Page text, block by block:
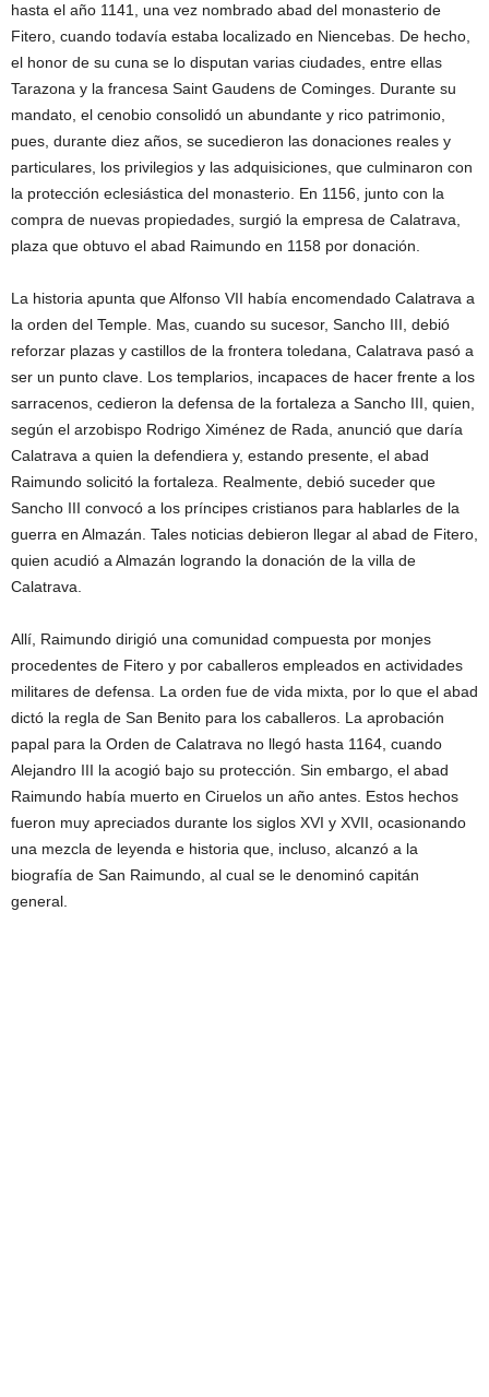
hasta el año 1141, una vez nombrado abad del monasterio de
Fitero, cuando todavía estaba localizado en Niencebas. De hecho,
el honor de su cuna se lo disputan varias ciudades, entre ellas
Tarazona y la francesa Saint Gaudens de Cominges. Durante su
mandato, el cenobio consolidó un abundante y rico patrimonio,
pues, durante diez años, se sucedieron las donaciones reales y
particulares, los privilegios y las adquisiciones, que culminaron con
la protección eclesiástica del monasterio. En 1156, junto con la
compra de nuevas propiedades, surgió la empresa de Calatrava,
plaza que obtuvo el abad Raimundo en 1158 por donación.
La historia apunta que Alfonso VII había encomendado Calatrava a
la orden del Temple. Mas, cuando su sucesor, Sancho III, debió
reforzar plazas y castillos de la frontera toledana, Calatrava pasó a
ser un punto clave. Los templarios, incapaces de hacer frente a los
sarracenos, cedieron la defensa de la fortaleza a Sancho III, quien,
según el arzobispo Rodrigo Ximénez de Rada, anunció que daría
Calatrava a quien la defendiera y, estando presente, el abad
Raimundo solicitó la fortaleza. Realmente, debió suceder que
Sancho III convocó a los príncipes cristianos para hablarles de la
guerra en Almazán. Tales noticias debieron llegar al abad de Fitero,
quien acudió a Almazán logrando la donación de la villa de
Calatrava.
Allí, Raimundo dirigió una comunidad compuesta por monjes
procedentes de Fitero y por caballeros empleados en actividades
militares de defensa. La orden fue de vida mixta, por lo que el abad
dictó la regla de San Benito para los caballeros. La aprobación
papal para la Orden de Calatrava no llegó hasta 1164, cuando
Alejandro III la acogió bajo su protección. Sin embargo, el abad
Raimundo había muerto en Ciruelos un año antes. Estos hechos
fueron muy apreciados durante los siglos XVI y XVII, ocasionando
una mezcla de leyenda e historia que, incluso, alcanzó a la
biografía de San Raimundo, al cual se le denominó capitán
general.